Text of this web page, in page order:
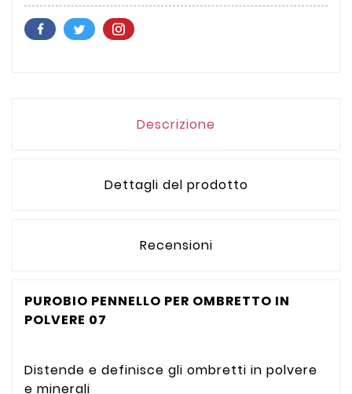
Descrizione
Dettagli del prodotto
Recensioni
PUROBIO PENNELLO PER OMBRETTO IN
POLVERE 07
Distende e definisce gli ombretti in polvere
e minerali